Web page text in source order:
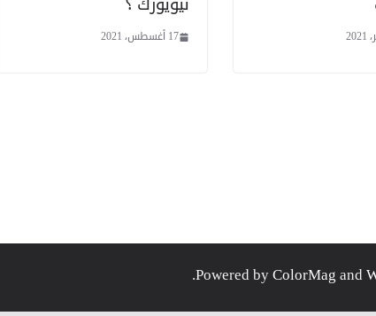
17 أغسطس، 2021
ColorMag and
.